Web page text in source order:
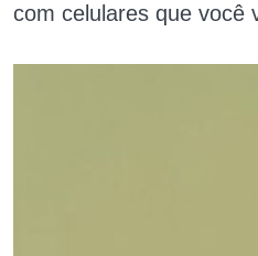
com celulares que você